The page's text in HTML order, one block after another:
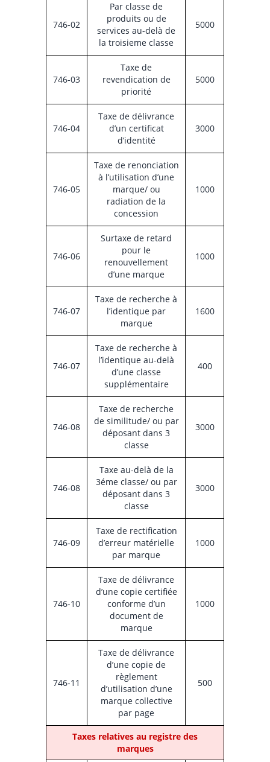
746-02
Par classe de
produits ou de
services au-delà de
la troisieme classe
5000
746-03
Taxe de
revendication de
priorité
5000
746-04
Taxe de délivrance
d’un certificat
d’identité
3000
746-05
Taxe de renonciation
à l’utilisation d’une
marque/ ou
radiation de la
concession
1000
746-06
Surtaxe de retard
pour le
renouvellement
d’une marque
1000
746-07
Taxe de recherche à
l’identique par
marque
1600
746-07
Taxe de recherche à
l’identique au-delà
d’une classe
supplémentaire
400
746-08
Taxe de recherche
de similitude/ ou par
déposant dans 3
classe
3000
746-08
Taxe au-delà de la
3éme classe/ ou par
déposant dans 3
classe
3000
746-09
Taxe de rectification
d’erreur matérielle
par marque
1000
746-10
Taxe de délivrance
d’une copie certifiée
conforme d’un
document de
marque
1000
746-11
Taxe de délivrance
d’une copie de
règlement
d’utilisation d’une
marque collective
par page
500
Taxes relatives au registre des
marques